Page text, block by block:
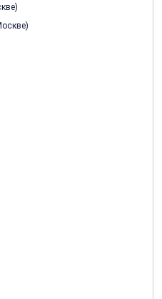
)
)